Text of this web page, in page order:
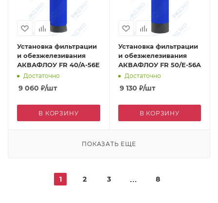
Установка фильтрации
и обезжелезивания
АКВАФЛОУ FR 40/A-56E
Достаточно
9 060 ₽/шт
В КОРЗИНУ
Установка фильтрации
и обезжелезивания
АКВАФЛОУ FR 50/E-56A
Достаточно
9 130 ₽/шт
В КОРЗИНУ
ПОКАЗАТЬ ЕЩЕ
1 2 3 8